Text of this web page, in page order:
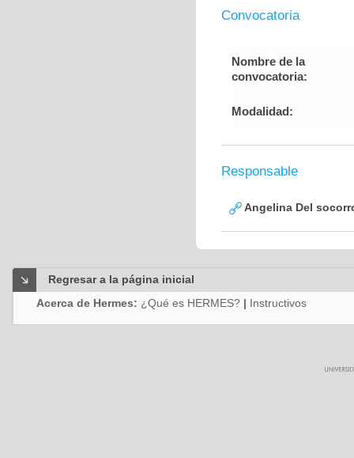
Convocatoria
Nombre de la
convocatoria:
Modalidad:
Responsable
Angelina Del
Regresar a la página inicial
Acerca de Hermes: ¿Qué es HERMES? | Instructivos